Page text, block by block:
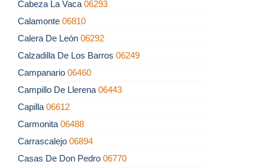
Cabeza La Vaca 06293
Calamonte 06810
Calera De León 06292
Calzadilla De Los Barros 06249
Campanario 06460
Campillo De Llerena 06443
Capilla 06612
Carmonita 06488
Carrascalejo 06894
Casas De Don Pedro 06770